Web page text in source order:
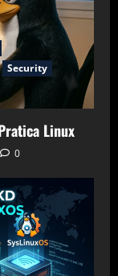
Security
Linux
0